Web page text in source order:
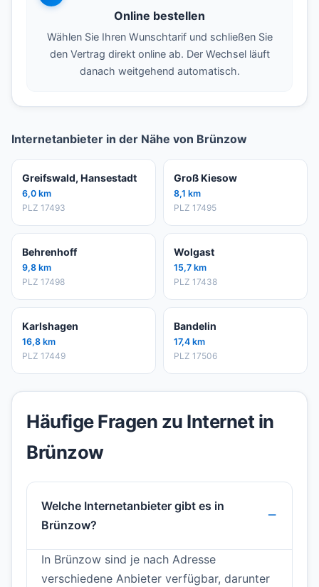
Online bestellen
Wählen Sie Ihren Wunschtarif und schließen Sie
den Vertrag direkt online ab. Der Wechsel läuft
danach weitgehend automatisch.
Internetanbieter in der Nähe von Brünzow
Greifswald, Hansestadt
6,0 km
PLZ 17493
Groß Kiesow
8,1 km
PLZ 17495
Behrenhoff
9,8 km
PLZ 17498
Wolgast
15,7 km
PLZ 17438
Karlshagen
16,8 km
PLZ 17449
Bandelin
17,4 km
PLZ 17506
Häufige Fragen zu Internet in
Brünzow
Welche Internetanbieter gibt es in
Brünzow?
In Brünzow sind je nach Adresse
verschiedene Anbieter verfügbar, darunter